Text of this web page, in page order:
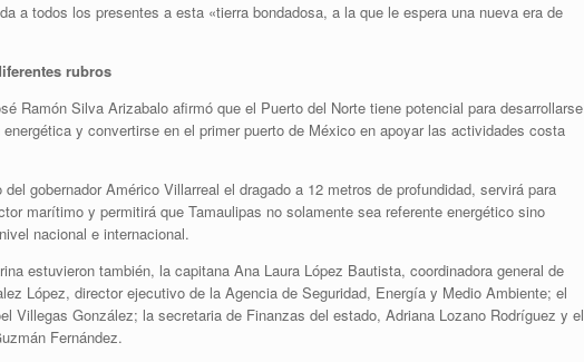
a todos los presentes a esta «tierra bondadosa, a la que le espera una nueva era de
rubros
Ramón Silva Arizabalo afirmó que el Puerto del Norte tiene potencial para desarrollarse
y convertirse en el primer puerto de México en apoyar las actividades costa
gobernador Américo Villarreal el dragado a 12 metros de profundidad, servirá para
marítimo y permitirá que Tamaulipas no solamente sea referente energético sino
nacional e internacional.
estuvieron también, la capitana Ana Laura López Bautista, coordinadora general de
López, director ejecutivo de la Agencia de Seguridad, Energía y Medio Ambiente; el
Villegas González; la secretaria de Finanzas del estado, Adriana Lozano Rodríguez y el
Fernández.